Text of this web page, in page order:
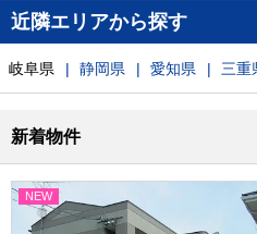
近隣エリアから探す
岐阜県 静岡県 愛知県 三重
新着物件
NEW